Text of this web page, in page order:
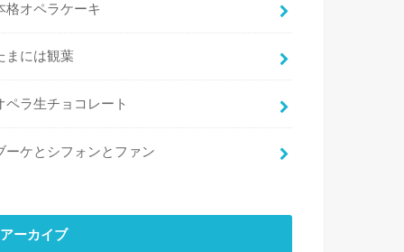
格オペラケーキ
まには観葉
ペラ生チョコレート
ーケとシフォンとファン
アーカイブ